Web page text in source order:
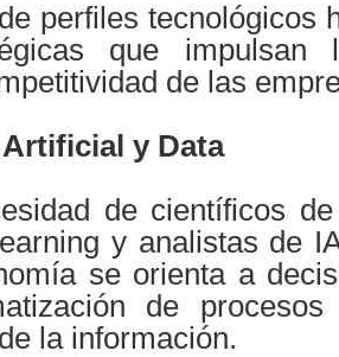
perfiles tecnológicos
que impulsan
de las
y Data
de científicos
y analistas de
se orienta a
de
la información.